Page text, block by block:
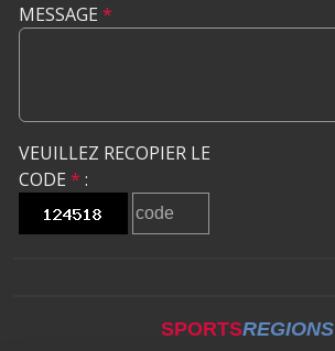
MESSAGE *
VEUILLEZ RECOPIER LE
CODE * :
SPORTSREGIONS